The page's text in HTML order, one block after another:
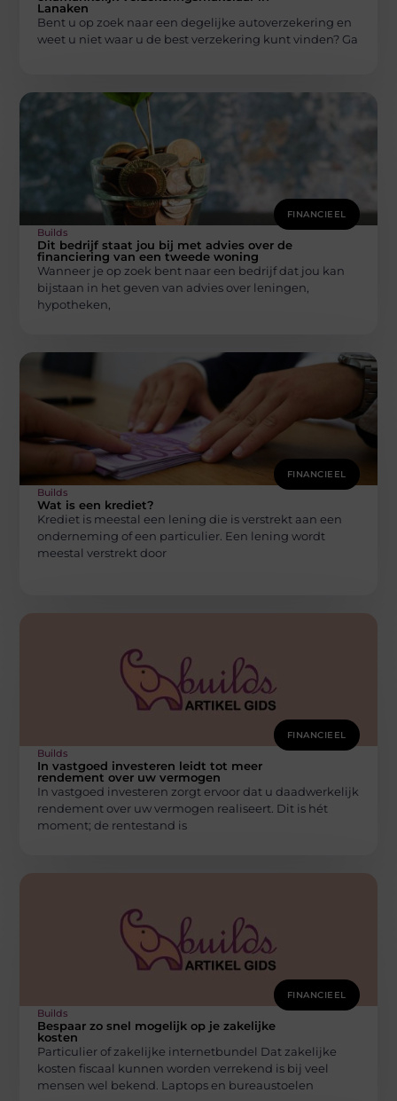
Lanaken
Bent u op zoek naar een degelijke autoverzekering en
weet u niet waar u de best verzekering kunt vinden? Ga
FINANCIEEL
Builds
Dit bedrijf staat jou bij met advies over de
financiering van een tweede woning
Wanneer je op zoek bent naar een bedrijf dat jou kan
bijstaan in het geven van advies over leningen,
hypotheken,
FINANCIEEL
Builds
Wat is een krediet?
Krediet is meestal een lening die is verstrekt aan een
onderneming of een particulier. Een lening wordt
meestal verstrekt door
FINANCIEEL
Builds
In vastgoed investeren leidt tot meer
rendement over uw vermogen
In vastgoed investeren zorgt ervoor dat u daadwerkelijk
rendement over uw vermogen realiseert. Dit is hét
moment; de rentestand is
FINANCIEEL
Builds
Bespaar zo snel mogelijk op je zakelijke
kosten
Particulier of zakelijke internetbundel Dat zakelijke
kosten fiscaal kunnen worden verrekend is bij veel
mensen wel bekend. Laptops en bureaustoelen